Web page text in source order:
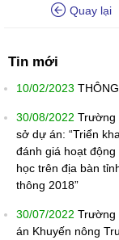
Quay lại
Tin mới
10/02/2023
30/08/2022 Trường
sở dự án: “Triển
đánh giá hoạt
học trên địa bàn
thông 2018”
30/07/2022 Trường
án Khuyến nông